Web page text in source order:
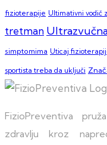
fizioterapije Ultimativni vodič
tretman
simptomima Uticaj
sportista treba da uključi
FizioPreventiva
zdravlju kroz